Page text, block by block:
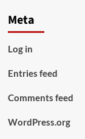
Meta
Log in
Entries feed
Comments feed
WordPress.org